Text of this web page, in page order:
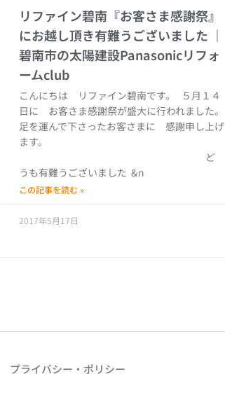
リファイン碧南『お客さま感謝祭』
にお越し頂き有難うございました
こんにちは リファイン碧南です。 ５月１４
日に お客さま感謝祭が盛大に行われました。
足を運んで下さったお客さまに 感謝申し上げ
ます。
ど
うも有難うございました &n
この記事を読む »
2017年5月17日
プライバシー・ポリシー